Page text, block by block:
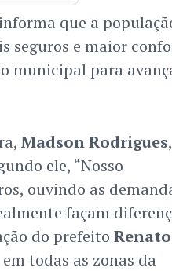
que a
seguros e maior
municipal para
Madson Rodrigues,
ele, “Nosso
ouvindo as
façam
do prefeito Renato
todas as zonas da